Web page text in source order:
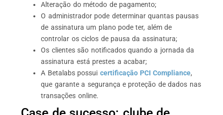
Alteração do método de pagamento;
O administrador pode determinar quantas pausas
de assinatura um plano pode ter, além de
controlar os ciclos de pausa da assinatura;
Os clientes são notificados quando a jornada da
assinatura está prestes a acabar;
A Betalabs possui certificação PCI Compliance,
que garante a segurança e proteção de dados nas
transações online.